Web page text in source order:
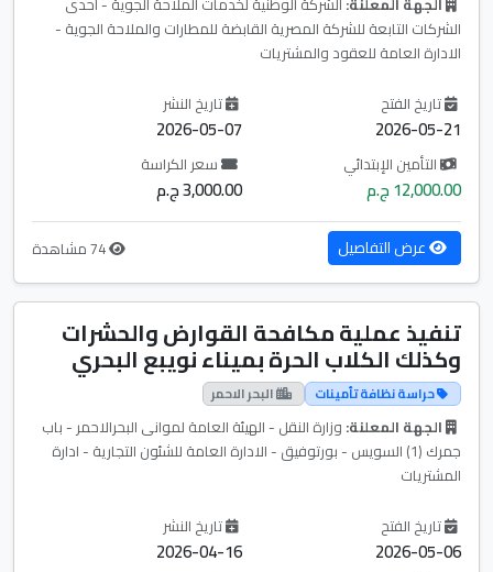
الشركات التابعة للشركة المصرية القابضة للمطارات والملاحة الجوية -
الادارة العامة للعقود والمشتريات
تاريخ الفتح
2026-05-21
تاريخ النشر
2026-05-07
التأمين الإبتدائي
12,000.00 ج.م
سعر الكراسة
3,000.00 ج.م
عرض التفاصيل
تنفيذ عملية مكافحة القوارض والحشرات
وكذلك الكلاب الحرة بميناء نويبع البحري
حراسة نظافة تأمينات البحر الاحمر
الجهة المعلنة: وزارة النقل - الهيئة العامة لموانى البحرالاحمر - باب
جمرك (1) السويس - بورتوفيق - الادارة العامة للشئون التجارية - ادارة
المشتريات
تاريخ الفتح
2026-05-06
تاريخ النشر
2026-04-16